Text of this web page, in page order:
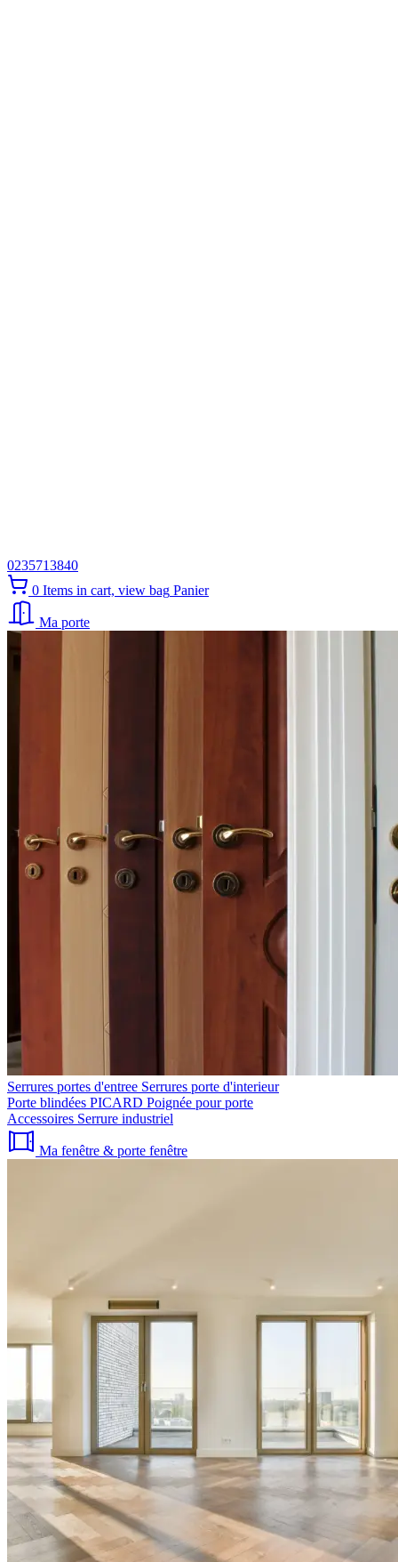
0235713840
0 Items in cart, view bag Panier
Ma porte
Serrures portes d'entree Serrures porte d'interieur
Porte blindées PICARD Poignée pour porte
Accessoires Serrure industriel
Ma fenêtre & porte fenêtre